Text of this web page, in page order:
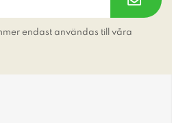
endast användas till våra